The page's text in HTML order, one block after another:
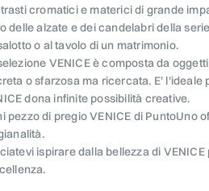
cromatici e materici di grande
delle alzate e dei candelabri della
o al tavolo di un matrimonio.
VENICE è composta da
o sfarzosa ma ricercata. E’
dona infinite possibilità creative.
pezzo di pregio VENICE di PuntoUno
ispirare dalla bellezza di